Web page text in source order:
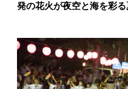
発の花火が夜空と海を彩